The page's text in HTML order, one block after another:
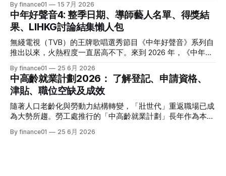
格價與部署，以下先將這 15 隻橫跨港股、美股及基金的明星
收息產品進行系統性匯總： 範疇代號 / 名稱產品性質2026年
估算年化股息率 / 派息率派息頻率核心定位與優勢港股中國移
動 (00941)通訊藍籌6.5% - 6.6%半年配國企巨頭，現金流極
強，兼具防守與增長。港股中國海洋石油 (00883)能源藍籌
5.8% - 6.0%半年配受益於地緣政治與油價，
場目前有相當多穩健的防守型工具。本文為大家盤點 2026 年
香港最新主流低風險投資產品，橫向比較其利弊，並揭秘連登
（LIHKG）「財經台」巴打們最真實、最不留情面的毒舌評
價！ 2026年香港熱門低風險投資工具一覽 在香港，低風險投
資主要圍繞「保本」與「高流動性」展開。以下是 2026 年最
受市場歡迎的 5 大產品比較： 投資工具2026年預估年回報率
資金鎖定期適合對象風險等級港元/美元定期存款2.4% - 4.0%1
個月至1年不等追求絕對保本、懶得操作的人⭐ (極低)美國國庫
債券 (T-Bills)4.0% - 4.5%1個月至30年不等懂得用美股 App、
追求比定存更高息的人⭐ (極低) 香港政府零售債券
By finance01 15 7月 2026
中年好聲音4: 整季日期、導師藝人名單、得獎結
果、LIHKG討論結集懶人包
無綫電視（TVB）的王牌歌唱選秀節目《中年好聲音》系列自
推出以來，火熱程度一直居高不下。來到 2026 年，《中年好
了更新穎的賽制，舞台與音響規格全面升級，參賽者的背景更
是臥虎藏龍，由退隱江湖的昔日歌手到各行各業的隱世歌王，
再次掀起全城「追星」與「懷舊」熱潮。 如果你錯過了部分
精彩集數，或者想一氣呵成重溫整季的精華，這篇《中年好聲
音 4》全方位懶人包將為你系統化地盤點整季賽期、星級陣
容、終極結果，並結集連登（LIHKG）討論區最地道的爆笑與
血淚評價！ 《中年好聲音 4》整季賽期與播放時間表 本季
By finance01 25 6月 2026
中高齡就業計劃2026： 了解登記、申請資格、
津貼、職位空缺及成效
隨著人口老齡化與勞動力結構轉變，「壯世代」重返職場已成
為大勢所趨。勞工處推行的「中高齡就業計劃」長年作為本港
企業聘用年長勞動力。本文將為您全面拆解 2026 年最新優化
By finance01 25 6月 2026